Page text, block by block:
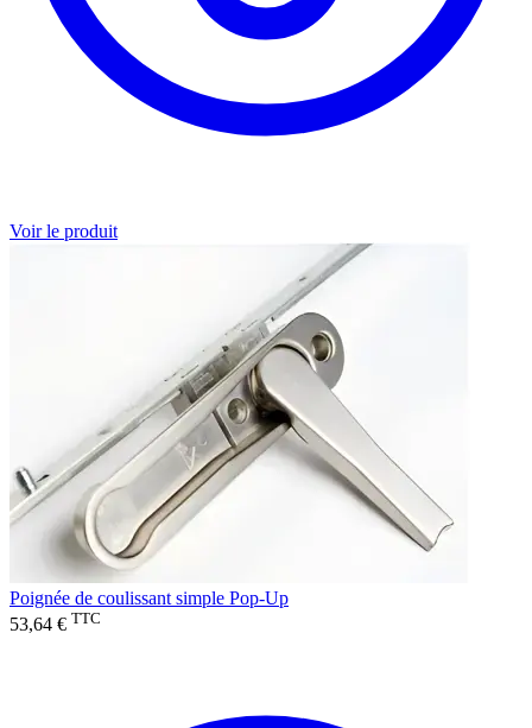
Voir le produit
Poignée de coulissant simple Pop-Up
53,64 € TTC